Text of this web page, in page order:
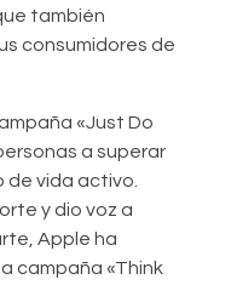
también
consumidores de
«Just Do
a superar
de vida activo.
y dio voz a
Apple ha
campaña «Think